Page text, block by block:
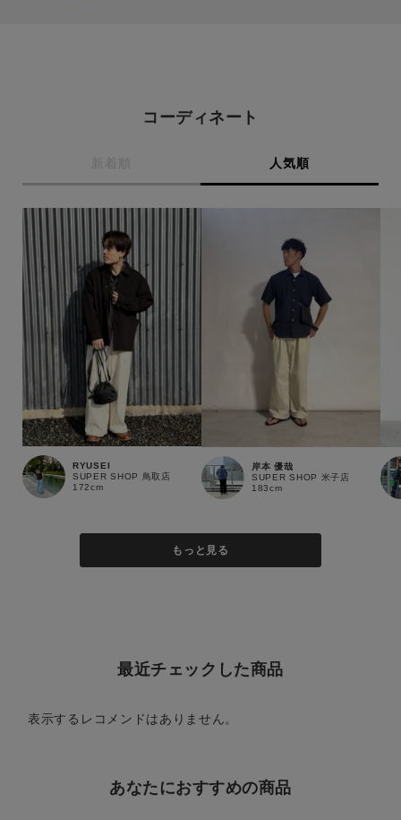
コーディネート
新着順 人気順
RYUSEI
SUPER SHOP 鳥取店
172cm
岸本 優哉
SUPER SHOP 米子店
183cm
もっと見る
最近チェックした商品
表示するレコメンドはありません。
あなたにおすすめの商品